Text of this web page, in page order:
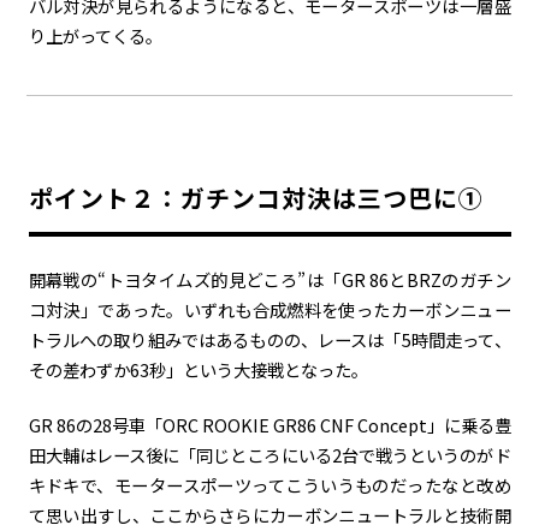
バル対決が見られるようになると、モータースポーツは一層盛
り上がってくる。
ポイント２：ガチンコ対決は三つ巴に①
開幕戦の“トヨタイムズ的見どころ”は「GR 86とBRZのガチン
コ対決」であった。いずれも合成燃料を使ったカーボンニュー
トラルへの取り組みではあるものの、レースは「5時間走って、
その差わずか63秒」という大接戦となった。
GR 86の28号車「ORC ROOKIE GR86 CNF Concept」に乗る豊
田大輔はレース後に「同じところにいる2台で戦うというのがド
キドキで、モータースポーツってこういうものだったなと改め
て思い出すし、ここからさらにカーボンニュートラルと技術開